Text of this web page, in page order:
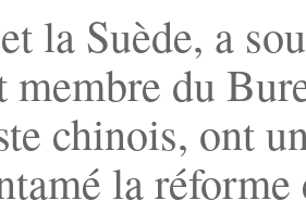
la Suède, a
membre du
chinois, ont
la